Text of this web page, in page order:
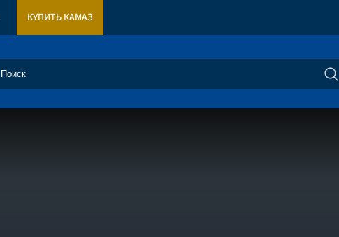
КУПИТЬ КАМАЗ